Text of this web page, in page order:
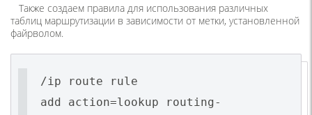
Также создаем правила для использования различных
таблиц маршрутизации в зависимости от метки, установленной
файрволом.
/ip route rule
add action=lookup routing-